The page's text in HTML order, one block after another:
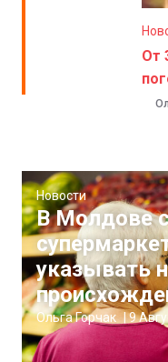
От
Новости
В Молдове
указывать
Ольга Горчак |9